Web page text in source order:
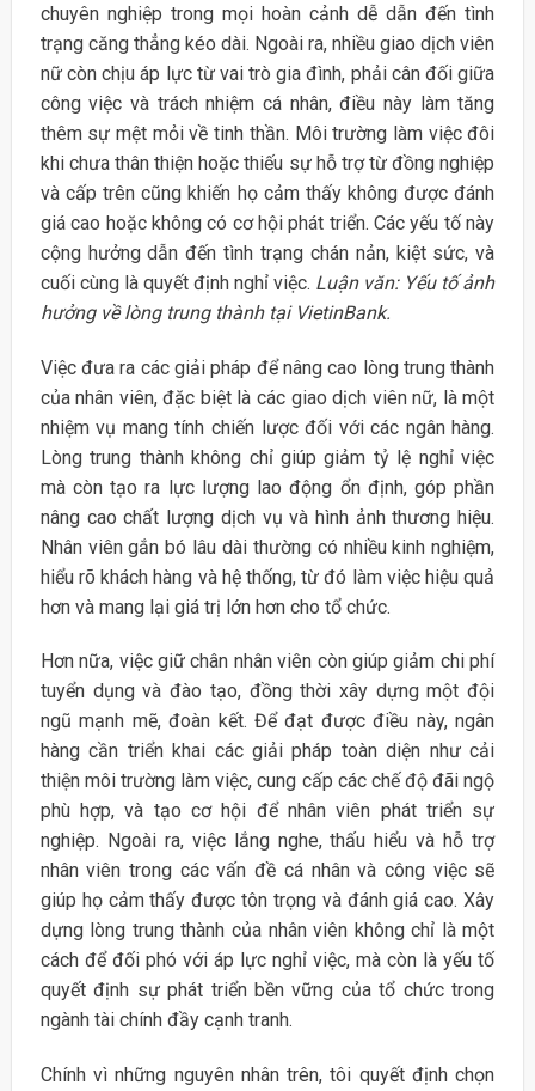
chuyên nghiệp trong mọi hoàn cảnh dễ dẫn đến tình
trạng căng thẳng kéo dài. Ngoài ra, nhiều giao dịch viên
nữ còn chịu áp lực từ vai trò gia đình, phải cân đối giữa
công việc và trách nhiệm cá nhân, điều này làm tăng
thêm sự mệt mỏi về tinh thần. Môi trường làm việc đôi
khi chưa thân thiện hoặc thiếu sự hỗ trợ từ đồng nghiệp
và cấp trên cũng khiến họ cảm thấy không được đánh
giá cao hoặc không có cơ hội phát triển. Các yếu tố này
cộng hưởng dẫn đến tình trạng chán nản, kiệt sức, và
cuối cùng là quyết định nghỉ việc. Luận văn: Yếu tố ảnh
hưởng về lòng trung thành tại VietinBank.
Việc đưa ra các giải pháp để nâng cao lòng trung thành
của nhân viên, đặc biệt là các giao dịch viên nữ, là một
nhiệm vụ mang tính chiến lược đối với các ngân hàng.
Lòng trung thành không chỉ giúp giảm tỷ lệ nghỉ việc
mà còn tạo ra lực lượng lao động ổn định, góp phần
nâng cao chất lượng dịch vụ và hình ảnh thương hiệu.
Nhân viên gắn bó lâu dài thường có nhiều kinh nghiệm,
hiểu rõ khách hàng và hệ thống, từ đó làm việc hiệu quả
hơn và mang lại giá trị lớn hơn cho tổ chức.
Hơn nữa, việc giữ chân nhân viên còn giúp giảm chi phí
tuyển dụng và đào tạo, đồng thời xây dựng một đội
ngũ mạnh mẽ, đoàn kết. Để đạt được điều này, ngân
hàng cần triển khai các giải pháp toàn diện như cải
thiện môi trường làm việc, cung cấp các chế độ đãi ngộ
phù hợp, và tạo cơ hội để nhân viên phát triển sự
nghiệp. Ngoài ra, việc lắng nghe, thấu hiểu và hỗ trợ
nhân viên trong các vấn đề cá nhân và công việc sẽ
giúp họ cảm thấy được tôn trọng và đánh giá cao. Xây
dựng lòng trung thành của nhân viên không chỉ là một
cách để đối phó với áp lực nghỉ việc, mà còn là yếu tố
quyết định sự phát triển bền vững của tổ chức trong
ngành tài chính đầy cạnh tranh.
Chính vì những nguyên nhân trên, tôi quyết định chọn